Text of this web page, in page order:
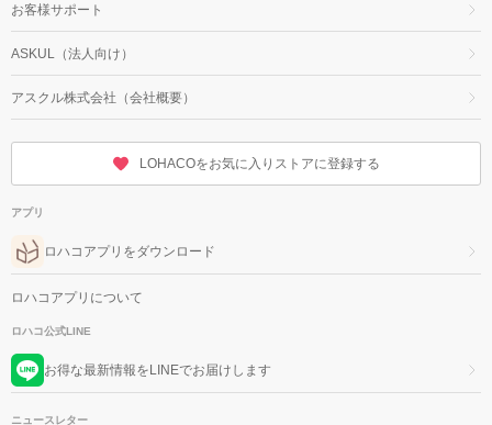
お客様サポート
ASKUL（法人向け）
アスクル株式会社（会社概要）
LOHACOをお気に入りストアに登録する
アプリ
ロハコアプリをダウンロード
ロハコアプリについて
ロハコ公式LINE
お得な最新情報をLINEでお届けします
ニュースレター